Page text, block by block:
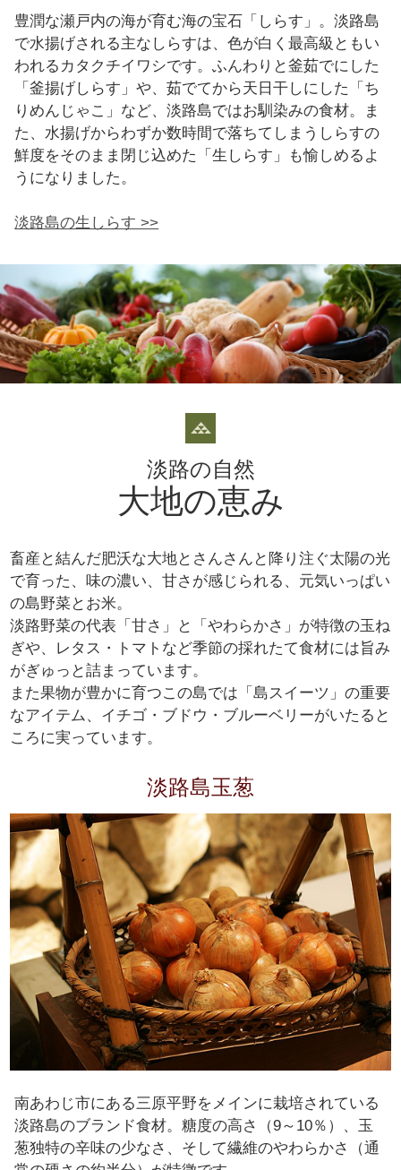
豊潤な瀬戸内の海が育む海の宝石「しらす」。淡路島
で水揚げされる主なしらすは、色が白く最高級ともい
われるカタクチイワシです。ふんわりと釜茹でにした
「釜揚げしらす」や、茹でてから天日干しにした「ち
りめんじゃこ」など、淡路島ではお馴染みの食材。ま
た、水揚げからわずか数時間で落ちてしまうしらすの
鮮度をそのまま閉じ込めた「生しらす」も愉しめるよ
うになりました。
淡路島の生しらす >>
淡路の自然
大地の恵み
畜産と結んだ肥沃な大地とさんさんと降り注ぐ太陽の光
で育った、味の濃い、甘さが感じられる、元気いっぱい
の島野菜とお米。
淡路野菜の代表「甘さ」と「やわらかさ」が特徴の玉ね
ぎや、レタス・トマトなど季節の採れたて食材には旨み
がぎゅっと詰まっています。
また果物が豊かに育つこの島では「島スイーツ」の重要
なアイテム、イチゴ・ブドウ・ブルーベリーがいたると
ころに実っています。
淡路島玉葱
南あわじ市にある三原平野をメインに栽培されている
淡路島のブランド食材。糖度の高さ（9～10％）、玉
葱独特の辛味の少なさ、そして繊維のやわらかさ（通